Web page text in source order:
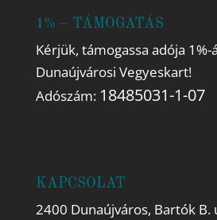
1% – TÁMOGATÁS
Kérjük, támogassa adója 1%-
Dunaújvárosi Vegyeskart!
Adószám: 18485031-1-07
KAPCSOLAT
2400 Dunaújváros, Bartók B.